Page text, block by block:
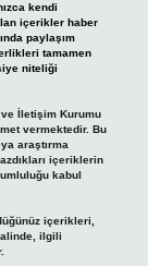
kendi
içerikler haber
paylaşım
tamamen
niteliği
İletişim Kurumu
vermektedir. Bu
araştırma
içeriklerin
kabul
içerikleri,
ilgili